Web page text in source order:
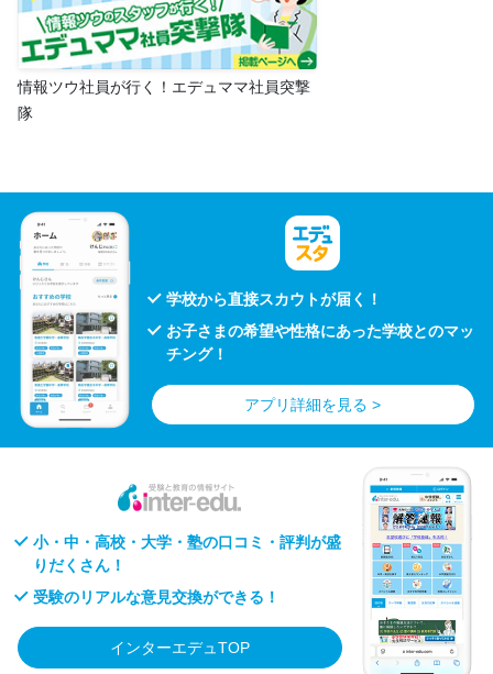
情報ツウ社員が行く！エデュママ社員突撃
隊
学校から直接スカウトが届く！
お子さまの希望や性格にあった学校とのマッ
チング！
アプリ詳細を見る >
小・中・高校・大学・塾の口コミ・評判が盛
りだくさん！
受験のリアルな意見交換ができる！
インターエデュTOP